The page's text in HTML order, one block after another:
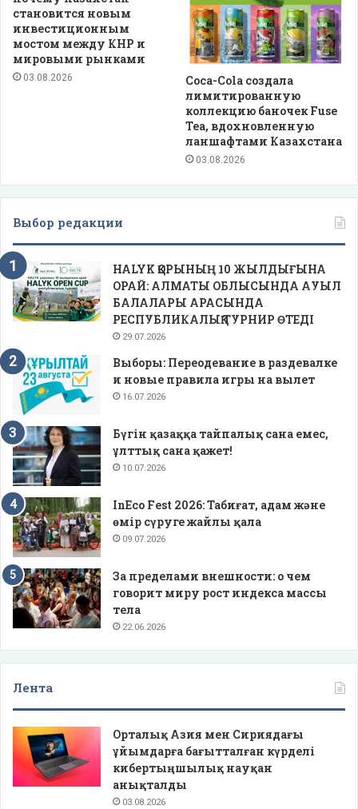
становится новым
инвестиционным
мостом между КНР и
мировыми рынками
03.08.2026
Coca-Cola создала
лимитированную
коллекцию баночек Fuse
Tea, вдохновленную
ланшафтами Казахстана
03.08.2026
Выбор редакции
HALYK ҚОРЫНЫҢ 10 ЖЫЛДЫҒЫНА
ОРАЙ: АЛМАТЫ ОБЛЫСЫНДА АУЫЛ
БАЛАЛАРЫ АРАСЫНДА
РЕСПУБЛИКАЛЫҚ ТУРНИР ӨТЕДІ
29.07.2026
Выборы: Переодевание в раздевалке
и новые правила игры на вылет
16.07.2026
Бүгін қазаққа тайпалық сана емес,
ұлттық сана қажет!
10.07.2026
InEco Fest 2026: Табиғат, адам және
өмір сүруге жайлы қала
09.07.2026
За пределами внешности: о чем
говорит миру рост индекса массы
тела
22.06.2026
Лента
Орталық Азия мен Сириядағы
ұйымдарға бағытталған күрделі
кибертыңшылық науқан
анықталды
03.08.2026